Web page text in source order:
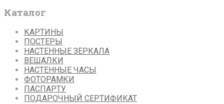
Каталог
КАРТИНЫ
ПОСТЕРЫ
НАСТЕННЫЕ ЗЕРКАЛА
ВЕШАЛКИ
НАСТЕННЫЕ ЧАСЫ
ФОТОРАМКИ
ПАСПАРТУ
ПОДАРОЧНЫЙ СЕРТИФИКАТ